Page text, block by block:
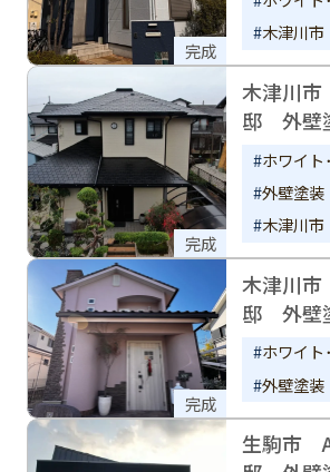
完成
木津川市
完成
木津川
邸 外壁
根塗装
ホワイト
外壁塗装
木津川市
完成
木津川
邸 外壁
ホワイト
外壁塗装
生駒市